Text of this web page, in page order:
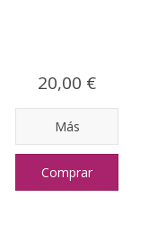
20,00 €
Más
Comprar